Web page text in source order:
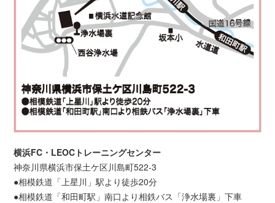
横浜FC・LEOCトレーニングセンター
神奈川県横浜市保土ケ区川島町522-3
●相模鉄道「上星川」駅より徒歩20分
●相模鉄道「和田町駅」南口より相鉄バス「浄水場裏」下車